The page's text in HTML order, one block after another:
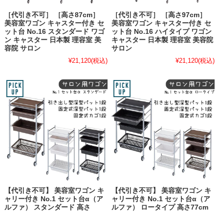
［代引き不可］ ［高さ87cm］
美容室ワゴン キャスター付き セ
ット台 No.16 スタンダード ワゴ
ン キャスター 日本製 理容室 美
容院 サロン
¥21,120(税込)
［代引き不可］ ［高さ97cm］
美容室ワゴン キャスター付き セ
ット台 No.16 ハイタイプ ワゴン
キャスター 日本製 理容室 美容院
サロン
¥21,120(税込)
【代引き不可】 美容室ワゴン キ
ャリー付き No.1 セット台α（ア
ルファ） スタンダード 高さ
【代引き不可】 美容室ワゴン キ
ャリー付き No.1 セット台α（ア
ルファ） ロータイプ 高さ77cm